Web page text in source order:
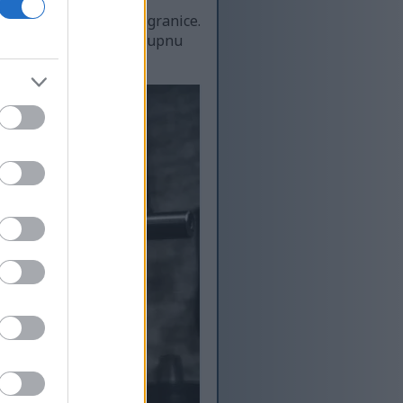
svoje fizičke granice.
već i poboljšava ukupnu